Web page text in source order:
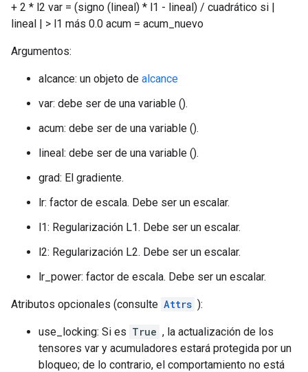
+ 2 * l2 var = (signo (lineal) * l1 - lineal) / cuadrático si |
lineal | > l1 más 0.0 acum = acum_nuevo
Argumentos:
alcance: un objeto de alcance
var: debe ser de una variable ().
acum: debe ser de una variable ().
lineal: debe ser de una variable ().
grad: El gradiente.
lr: factor de escala. Debe ser un escalar.
l1: Regularización L1. Debe ser un escalar.
l2: Regularización L2. Debe ser un escalar.
lr_power: factor de escala. Debe ser un escalar.
Atributos opcionales (consulte Attrs ):
use_locking: Si es True , la actualización de los
tensores var y acumuladores estará protegida por un
bloqueo; de lo contrario, el comportamiento no está